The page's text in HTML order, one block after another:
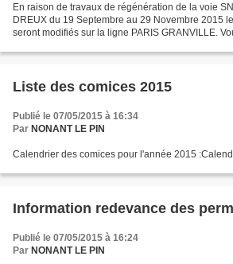
En raison de travaux de régénération de la voie
DREUX du 19 Septembre au 29 Novembre 2015
seront modifiés sur la ligne PARIS GRANVILLE.
Liste des comices 2015
Publié le 07/05/2015 à 16:34
Par NONANT LE PIN
Calendrier des comices pour l'année 2015
Information redevance des
Publié le 07/05/2015 à 16:24
Par NONANT LE PIN